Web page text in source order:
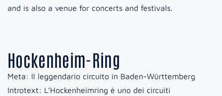
and is also a venue for concerts and festivals.
Hockenheim-Ring
Meta: Il leggendario circuito in Baden-Württemberg
Introtext: L’Hockenheimring è uno dei circuiti